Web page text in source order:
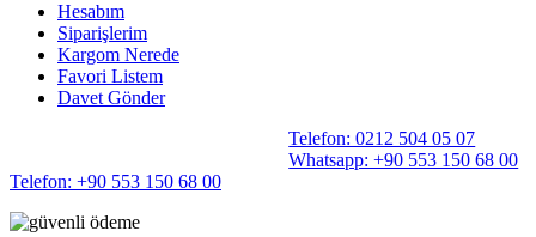
Hesabım
Siparişlerim
Kargom Nerede
Favori Listem
Davet Gönder
Telefon: 0212 504 05 07
Whatsapp: +90 553 150 68 00
Telefon: +90 553 150 68 00